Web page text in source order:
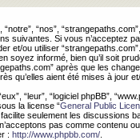
“nos”,
suivantes. Si vous n’acceptez
et/ou utiliser
soyez informé, bien qu’il soit
après que les
qu’elles aient été mises à jour
“leur”, “logiciel phpBB”,
la license “General Public
facilite seulement les discussions
pas comme contenu
: http://www.phpbb.com/